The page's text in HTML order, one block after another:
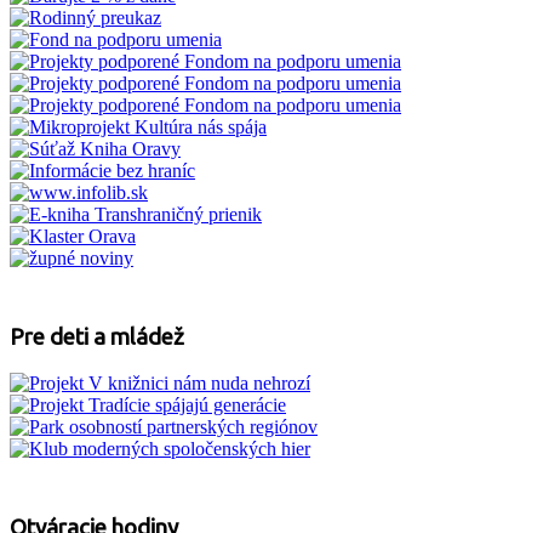
Pre deti a mládež
Otváracie hodiny